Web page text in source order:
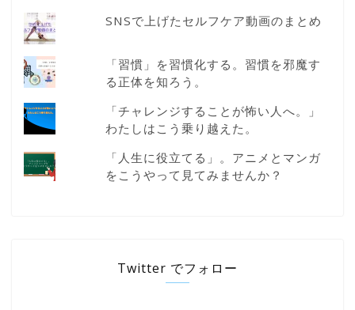
SNSで上げたセルフケア動画のまとめ
「習慣」を習慣化する。習慣を邪魔す
る正体を知ろう。
「チャレンジすることが怖い人へ。」
わたしはこう乗り越えた。
「人生に役立てる」。アニメとマンガ
をこうやって見てみませんか？
Twitter でフォロー